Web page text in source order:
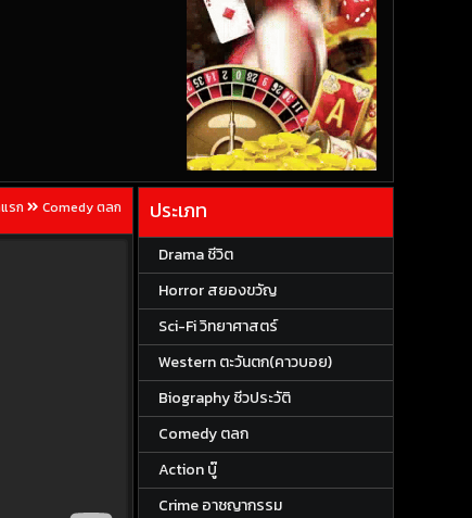
รก Comedy ตลก ประเภท
Drama ชีวิต
Horror สยองขวัญ
Sci-Fi วิทยาศาสตร์
Western ตะวันตก(คาวบอย)
Biography ชีวประวัติ
Comedy ตลก
Action บู๊
Crime อาชญากรรม